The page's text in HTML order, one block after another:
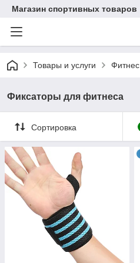
Магазин спортивных товаров
Товары и услуги Фитнес
Фиксаторы для фитнеса
Сортировка